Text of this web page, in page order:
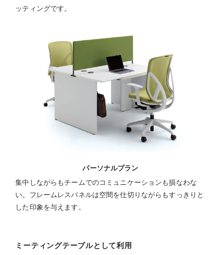
ッティングです。
パーソナルプラン
集中しながらもチームでのコミュニケーションも損なわな
い。フレームレスパネルは空間を仕切りながらもすっきりと
した印象を与えます。
ミーティングテーブルとして利用